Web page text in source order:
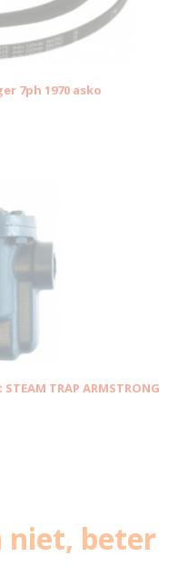
7ph 1970 asko
TRAP ARMSTRONG
niet, beter